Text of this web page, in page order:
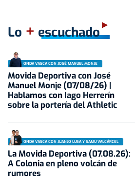
Lo + escuchado
ONDA VASCA CON JOSÉ MANUEL MONJE
Movida Deportiva con José
Manuel Monje (07/08/26) |
Hablamos con Iago Herrerín
sobre la portería del Athletic
ONDA VASCA CON JUANJO LUSA Y SAMU VALCÁRCEL
La Movida Deportiva (07.08.26):
A Colonia en pleno volcán de
rumores